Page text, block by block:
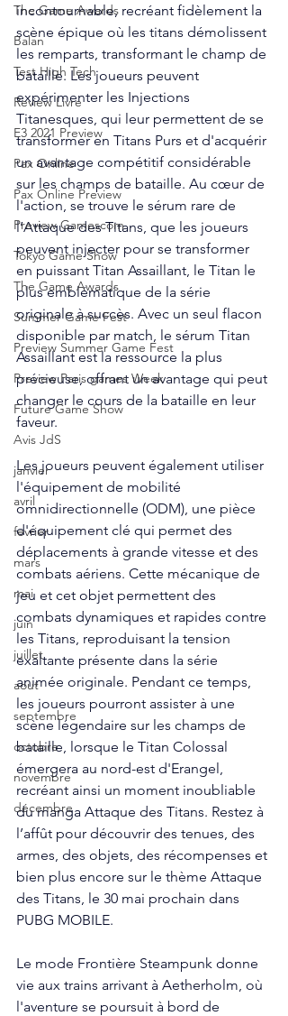
The Game Awards
Balan
Test High Tech
Review Livre
E3 2021 Preview
Pax Online
Pax Online Preview
Preview Gamescom
Tokyo Game Show
The Game Awards
Summer Game Fest
Preview Summer Game Fest
Preview Paris games Week
Future Game Show
Avis JdS
janvier
avril
fevrier
mars
mai
juin
juillet
aout
septembre
octobre
novembre
décembre
incontournable, recréant fidèlement la
scène épique où les titans démolissent
les remparts, transformant le champ de
bataille. Les joueurs peuvent
expérimenter les Injections
Titanesques, qui leur permettent de se
transformer en Titans Purs et d'acquérir
un avantage compétitif considérable
sur les champs de bataille. Au cœur de
l'action, se trouve le sérum rare de
l’Attaque des Titans, que les joueurs
peuvent injecter pour se transformer
en puissant Titan Assaillant, le Titan le
plus emblématique de la série
originale à succès. Avec un seul flacon
disponible par match, le sérum Titan
Assaillant est la ressource la plus
précieuse, offrant un avantage qui peut
changer le cours de la bataille en leur
faveur.
Les joueurs peuvent également utiliser
l'équipement de mobilité
omnidirectionnelle (ODM), une pièce
d'équipement clé qui permet des
déplacements à grande vitesse et des
combats aériens. Cette mécanique de
jeu et cet objet permettent des
combats dynamiques et rapides contre
les Titans, reproduisant la tension
exaltante présente dans la série
animée originale. Pendant ce temps,
les joueurs pourront assister à une
scène légendaire sur les champs de
bataille, lorsque le Titan Colossal
émergera au nord-est d'Erangel,
recréant ainsi un moment inoubliable
du manga Attaque des Titans. Restez à
l’affût pour découvrir des tenues, des
armes, des objets, des récompenses et
bien plus encore sur le thème Attaque
des Titans, le 30 mai prochain dans
PUBG MOBILE.
Le mode Frontière Steampunk donne
vie aux trains arrivant à Aetherholm, où
l'aventure se poursuit à bord de